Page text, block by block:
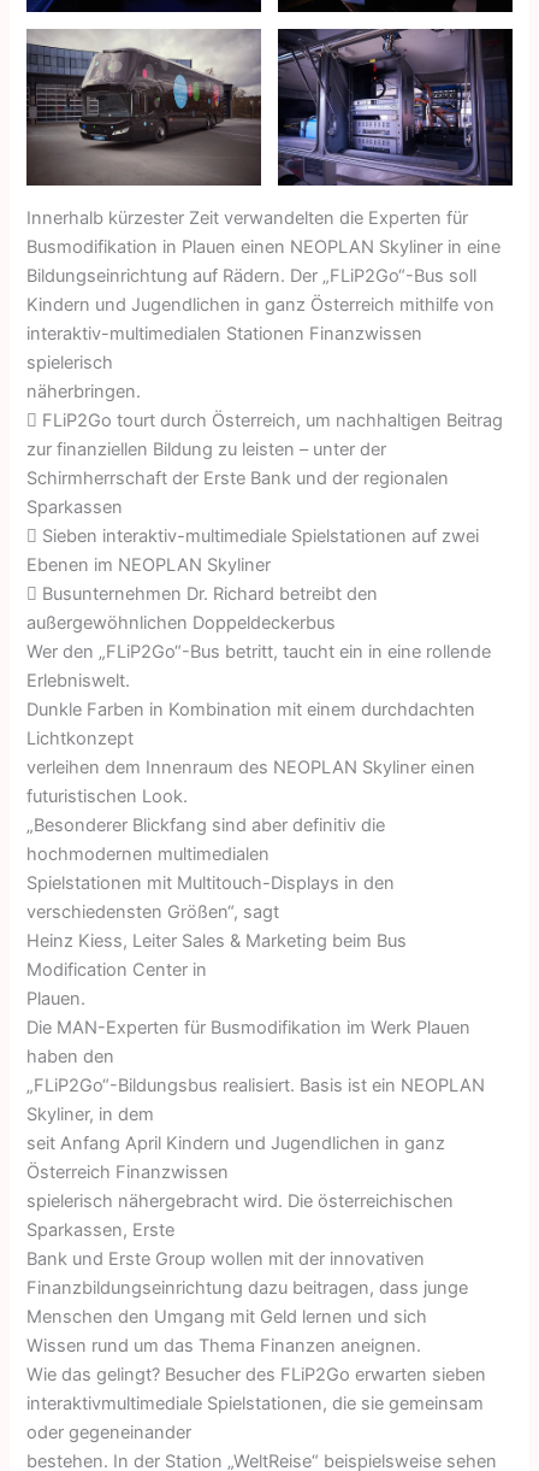
Innerhalb kürzester Zeit verwandelten die Experten für
Busmodifikation in Plauen einen NEOPLAN Skyliner in eine
Bildungseinrichtung auf Rädern. Der „FLiP2Go“-Bus soll
Kindern und Jugendlichen in ganz Österreich mithilfe von
interaktiv-multimedialen Stationen Finanzwissen
spielerisch
näherbringen.
 FLiP2Go tourt durch Österreich, um nachhaltigen Beitrag
zur finanziellen Bildung zu leisten – unter der
Schirmherrschaft der Erste Bank und der regionalen
Sparkassen
 Sieben interaktiv-multimediale Spielstationen auf zwei
Ebenen im NEOPLAN Skyliner
 Busunternehmen Dr. Richard betreibt den
außergewöhnlichen Doppeldeckerbus
Wer den „FLiP2Go“-Bus betritt, taucht ein in eine rollende
Erlebniswelt.
Dunkle Farben in Kombination mit einem durchdachten
Lichtkonzept
verleihen dem Innenraum des NEOPLAN Skyliner einen
futuristischen Look.
„Besonderer Blickfang sind aber definitiv die
hochmodernen multimedialen
Spielstationen mit Multitouch-Displays in den
verschiedensten Größen“, sagt
Heinz Kiess, Leiter Sales & Marketing beim Bus
Modification Center in
Plauen.
Die MAN-Experten für Busmodifikation im Werk Plauen
haben den
„FLiP2Go“-Bildungsbus realisiert. Basis ist ein NEOPLAN
Skyliner, in dem
seit Anfang April Kindern und Jugendlichen in ganz
Österreich Finanzwissen
spielerisch nähergebracht wird. Die österreichischen
Sparkassen, Erste
Bank und Erste Group wollen mit der innovativen
Finanzbildungseinrichtung dazu beitragen, dass junge
Menschen den Umgang mit Geld lernen und sich
Wissen rund um das Thema Finanzen aneignen.
Wie das gelingt? Besucher des FLiP2Go erwarten sieben
interaktivmultimediale Spielstationen, die sie gemeinsam
oder gegeneinander
bestehen. In der Station „WeltReise“ beispielsweise sehen